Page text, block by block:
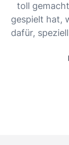
toll
gespielt hat,
dafür,